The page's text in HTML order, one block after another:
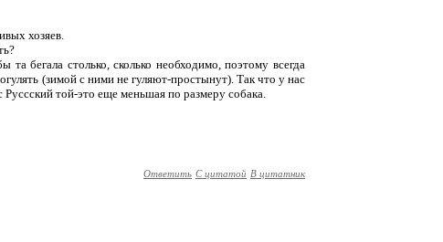
хозяев.
бегала столько, сколько необходимо, поэтому всегда
(зимой с ними не гуляют-простынут). Так что у нас
той-это еще меньшая по размеру собака.
Ответить С цитатой В цитатник